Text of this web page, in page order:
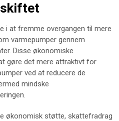
i at fremme overgangen til mere
varmepumper gennem
Disse økonomiske
gøre det mere attraktivt for
ved at reducere de
mindske
økonomisk støtte, skattefradrag